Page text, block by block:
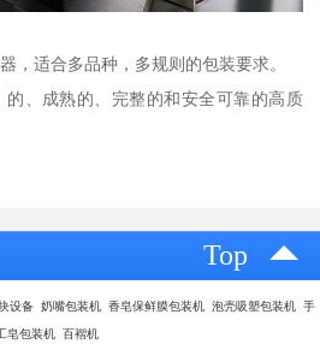
，适合多品种，多规则的包装要求。
的、成熟的、完整的和安全可靠的高质
Top
设备 奶嘴包装机 香皂保鲜膜包装机 泡壳吸塑包装机 手
皂包装机 百褶机